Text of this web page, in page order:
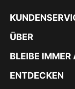
ÜBER
BLEIBE IMMER
ENTDECKEN